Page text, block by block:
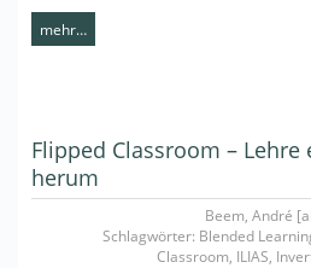
mehr…
Flipped Classroom –
herum
Beem, André
Schlagwörter: Blended
Classroom, ILIAS,